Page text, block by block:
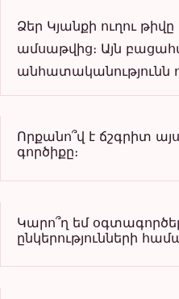
Ձեր Կյանքի ուղու
ամսաթվից։ Այն
անհատականությունն
Որքանո՞վ է ճշգրիտ
գործիքը։
Կարո՞ղ եմ
ընկերությունների